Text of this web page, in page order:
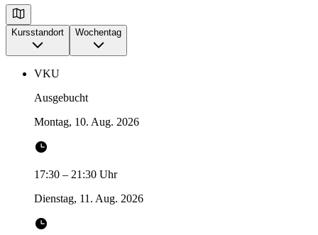
Kursstandort Wochentag
VKU
Ausgebucht
Montag, 10. Aug. 2026
17:30 – 21:30 Uhr
Dienstag, 11. Aug. 2026